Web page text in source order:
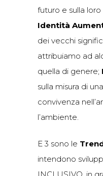
futuro e sulla
Identità
dei vecchi
attribuiamo ad
quella di genere;
sulla misura di
convivenza
l’ambiente.
E 3 sono le
intendono